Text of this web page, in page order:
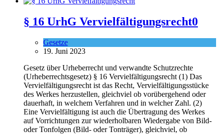
§ 16 UrhG Vervielfältigungsrecht0
Gesetze
19. Juni 2023
Gesetz über Urheberrecht und verwandte Schutzrechte
(Urheberrechtsgesetz) § 16 Vervielfältigungsrecht (1) Das
Vervielfältigungsrecht ist das Recht, Vervielfältigungsstücke
des Werkes herzustellen, gleichviel ob vorübergehend oder
dauerhaft, in welchem Verfahren und in welcher Zahl. (2)
Eine Vervielfältigung ist auch die Übertragung des Werkes
auf Vorrichtungen zur wiederholbaren Wiedergabe von Bild-
oder Tonfolgen (Bild- oder Tonträger), gleichviel, ob